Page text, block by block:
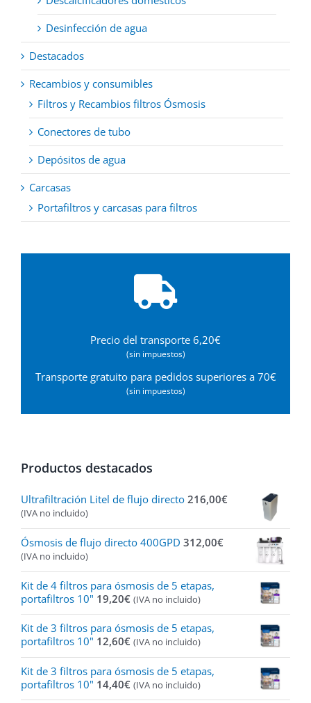
Desinfección de agua
Destacados
Recambios y consumibles
Filtros y Recambios filtros Ósmosis
Conectores de tubo
Depósitos de agua
Carcasas
Portafiltros y carcasas para filtros
Precio del transporte 6,20€
(sin impuestos)
Transporte gratuito para pedidos superiores a 70€
(sin impuestos)
Productos destacados
Ultrafiltración Litel de flujo directo 216,00€
(IVA no incluido)
Ósmosis de flujo directo 400GPD 312,00€
(IVA no incluido)
Kit de 4 filtros para ósmosis de 5 etapas,
portafiltros 10" 19,20€ (IVA no incluido)
Kit de 3 filtros para ósmosis de 5 etapas,
portafiltros 10" 12,60€ (IVA no incluido)
Kit de 3 filtros para ósmosis de 5 etapas,
portafiltros 10" 14,40€ (IVA no incluido)